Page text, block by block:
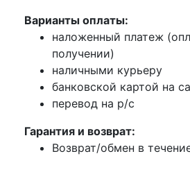
Варианты оплаты:
наложенный платеж
получении)
наличными курьеру
банковской картой на
перевод на р/с
Гарантия и возврат:
Возврат/обмен в